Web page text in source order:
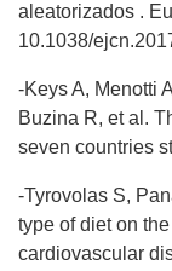
aleatorizados .
10.1038/
-Keys A, Menotti
Buzina R, et al.
seven countries
-Tyrovolas S,
type of diet on
cardiovascular